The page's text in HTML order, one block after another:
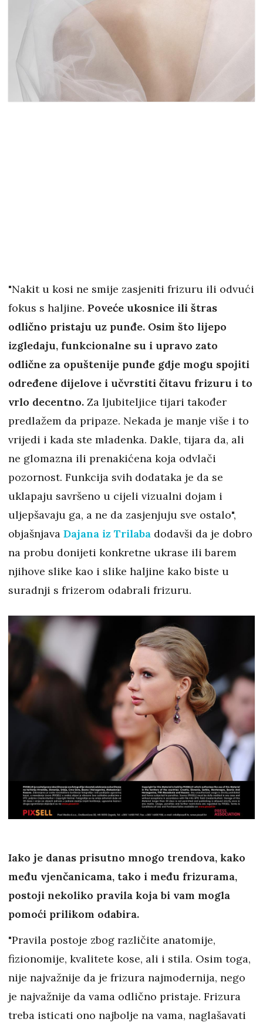
"Nakit u kosi ne smije zasjeniti frizuru ili odvući
fokus s haljine. Poveće ukosnice ili štras
odlično pristaju uz punđe. Osim što lijepo
izgledaju, funkcionalne su i upravo zato
odlične za opuštenije punđe gdje mogu spojiti
određene dijelove i učvrstiti čitavu frizuru i to
vrlo decentno. Za ljubiteljice tijari također
predlažem da pripaze. Nekada je manje više i to
vrijedi i kada ste mladenka. Dakle, tijara da, ali
ne glomazna ili prenakićena koja odvlači
pozornost. Funkcija svih dodataka je da se
uklapaju savršeno u cijeli vizualni dojam i
uljepšavaju ga, a ne da zasjenjuju sve ostalo",
objašnjava Dajana iz Trilaba dodavši da je dobro
na probu donijeti konkretne ukrase ili barem
njihove slike kao i slike haljine kako biste u
suradnji s frizerom odabrali frizuru.
Iako je danas prisutno mnogo trendova, kako
među vjenčanicama, tako i među frizurama,
postoji nekoliko pravila koja bi vam mogla
pomoći prilikom odabira.
"Pravila postoje zbog različite anatomije,
fizionomije, kvalitete kose, ali i stila. Osim toga,
nije najvažnije da je frizura najmodernija, nego
je najvažnije da vama odlično pristaje. Frizura
treba isticati ono najbolje na vama, naglašavati